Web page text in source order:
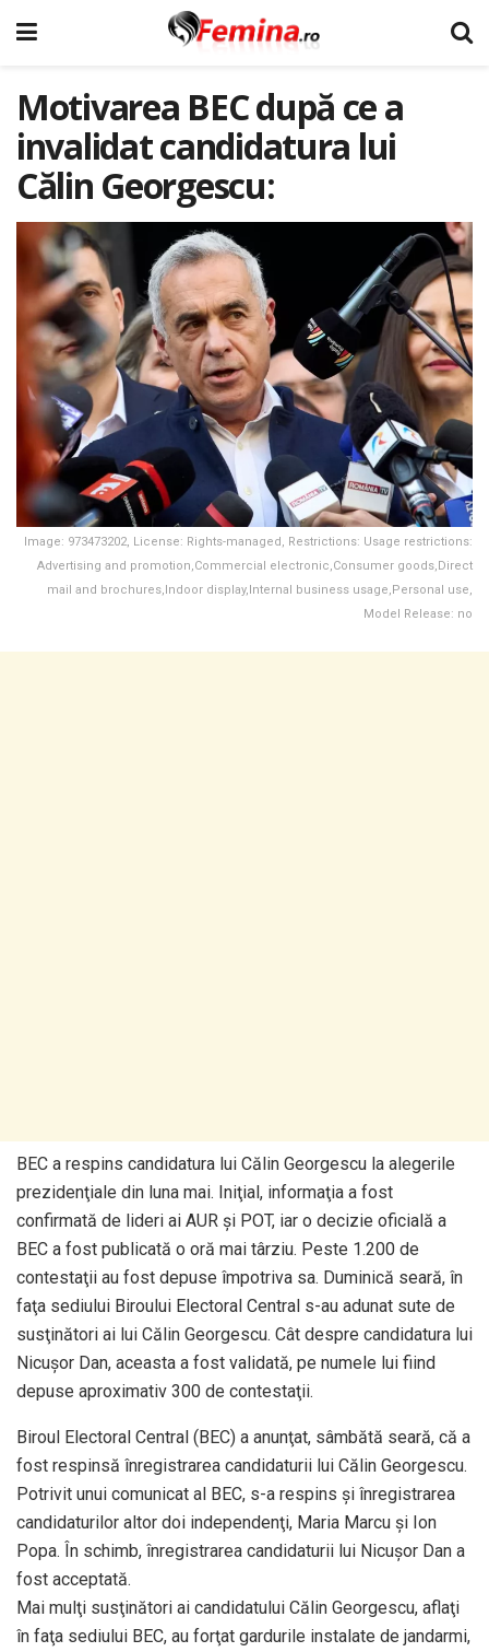
Motivarea BEC după ce a
invalidat candidatura lui
Călin Georgescu:
Image: 973473202, License: Rights-managed, Restrictions: Usage restrictions:
Advertising and promotion,Commercial electronic,Consumer goods,Direct
mail and brochures,Indoor display,Internal business usage,Personal use,
Model Release: no
BEC a respins candidatura lui Călin Georgescu la alegerile
prezidenţiale din luna mai. Iniţial, informaţia a fost
confirmată de lideri ai AUR şi POT, iar o decizie oficială a
BEC a fost publicată o oră mai târziu. Peste 1.200 de
contestaţii au fost depuse împotriva sa. Duminică seară, în
faţa sediului Biroului Electoral Central s-au adunat sute de
susţinători ai lui Călin Georgescu. Cât despre candidatura lui
Nicuşor Dan, aceasta a fost validată, pe numele lui fiind
depuse aproximativ 300 de contestaţii.
Biroul Electoral Central (BEC) a anunţat, sâmbătă seară, că a
fost respinsă înregistrarea candidaturii lui Călin Georgescu.
Potrivit unui comunicat al BEC, s-a respins şi înregistrarea
candidaturilor altor doi independenţi, Maria Marcu şi Ion
Popa. În schimb, înregistrarea candidaturii lui Nicuşor Dan a
fost acceptată.
Mai mulţi susţinători ai candidatului Călin Georgescu, aflaţi
în faţa sediului BEC, au forţat gardurile instalate de jandarmi,